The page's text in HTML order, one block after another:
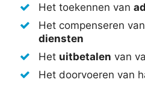
Het toekennen van
Het compenseren van
diensten
Het uitbetalen van
Het doorvoeren van